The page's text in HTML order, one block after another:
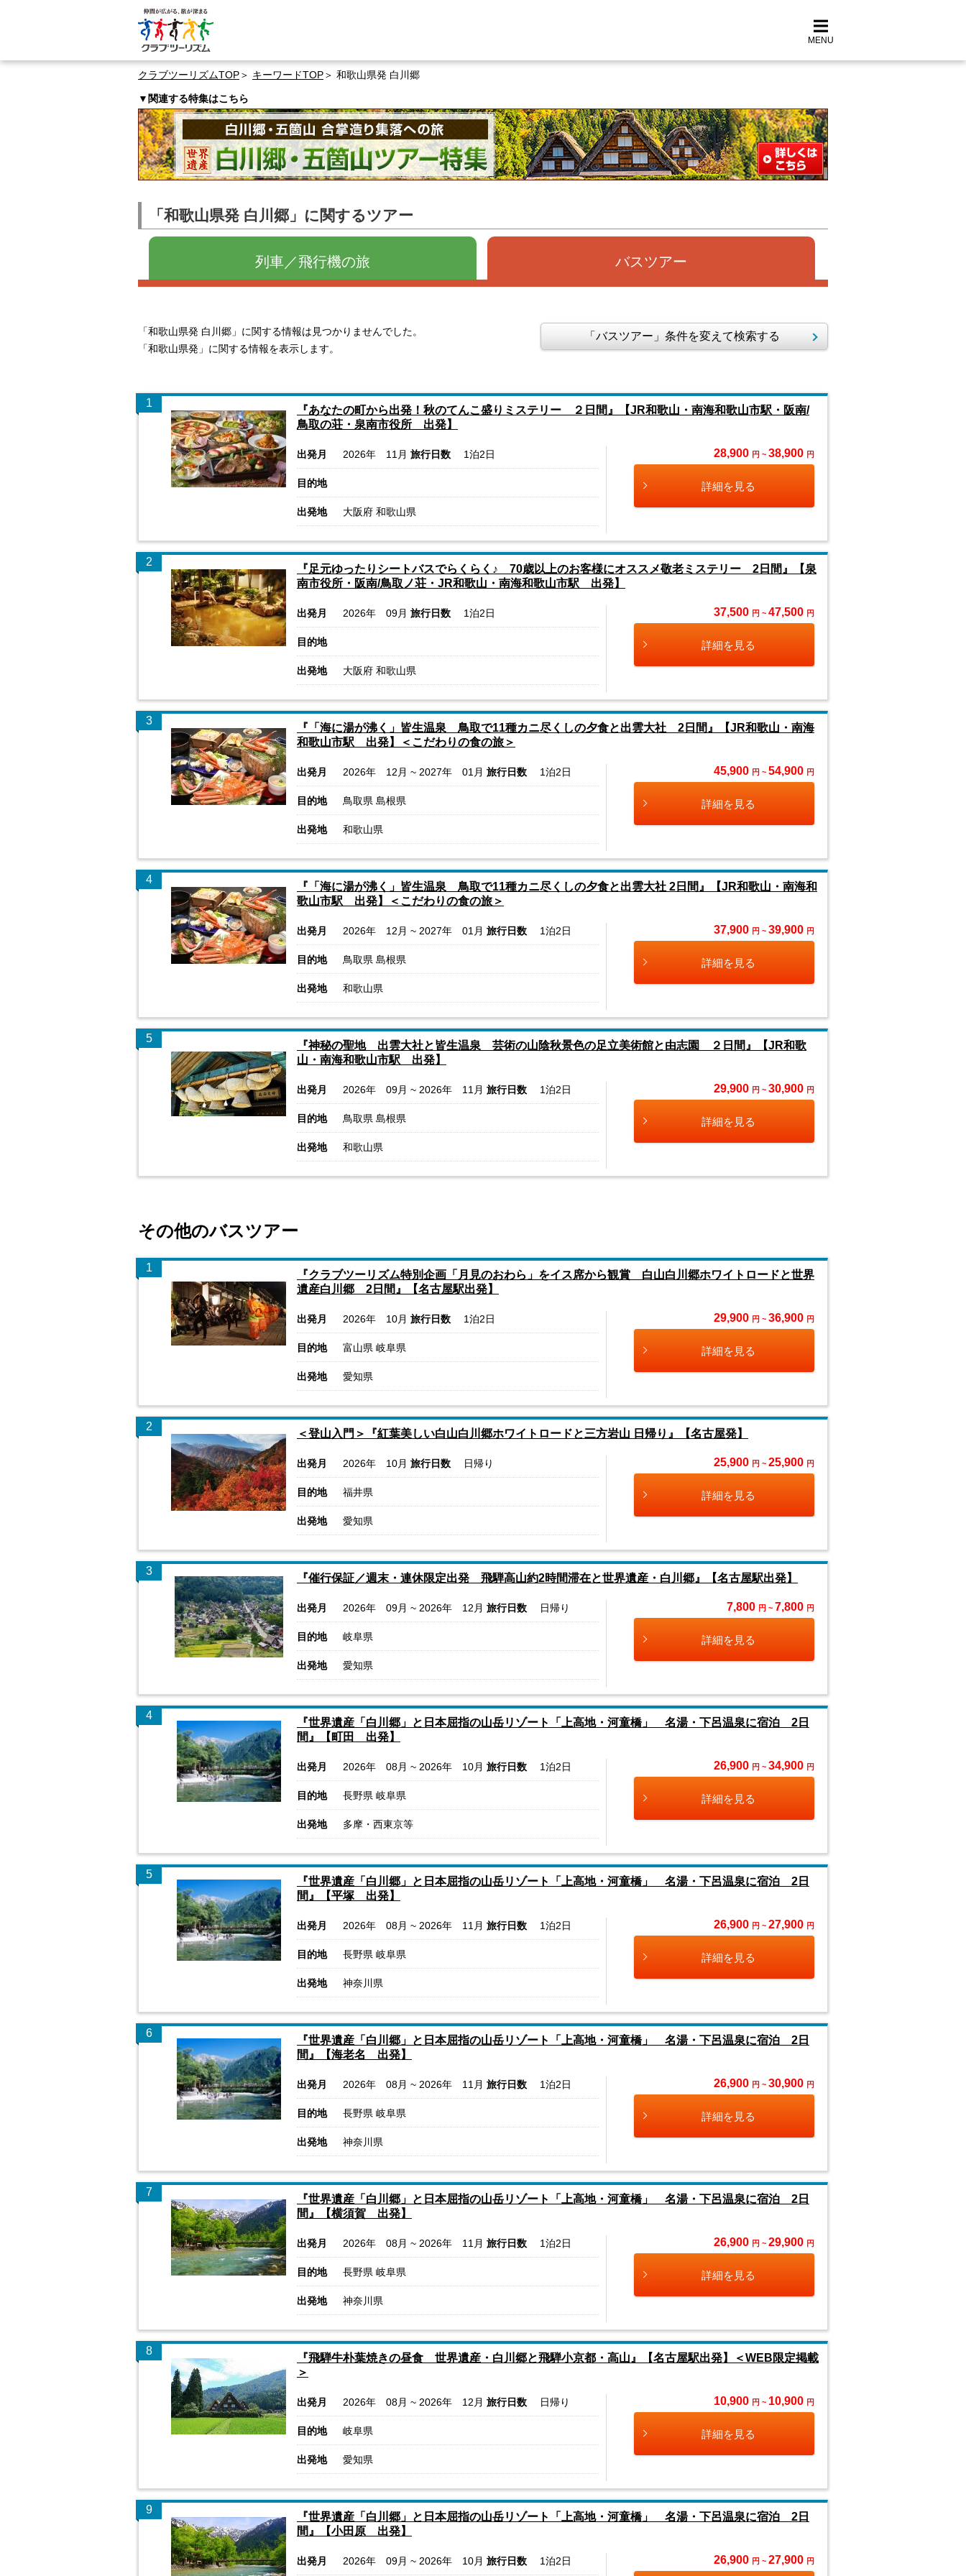
MENU
クラブツーリズムTOP キーワードTOP 和歌山県発 白川郷
▼関連する特集はこちら
「和歌山県発 白川郷」に関するツアー
列車／飛行機の旅 バスツアー
「和歌山県発 白川郷」に関する情報は見つかりませんでした。
「和歌山県発」に関する情報を表示します。
「バスツアー」条件を変えて検索する
1
『あなたの町から出発！秋のてんこ盛りミステリー ２日間』【JR和歌山・南海和歌山市駅・阪南/
鳥取の荘・泉南市役所 出発】
出発月 2026年 11月 旅行日数 1泊2日
目的地
出発地 大阪府 和歌山県
28,900 円 ~ 38,900 円
詳細を見る
2
『足元ゆったりシートバスでらくらく♪ 70歳以上のお客様にオススメ敬老ミステリー 2日間』【泉
南市役所・阪南/鳥取ノ荘・JR和歌山・南海和歌山市駅 出発】
出発月 2026年 09月 旅行日数 1泊2日
目的地
出発地 大阪府 和歌山県
37,500 円 ~ 47,500 円
詳細を見る
3
『「海に湯が沸く」皆生温泉 鳥取で11種カニ尽くしの夕食と出雲大社 2日間』【JR和歌山・南海
和歌山市駅 出発】＜こだわりの食の旅＞
出発月 2026年 12月 ~ 2027年 01月 旅行日数 1泊2日
目的地 鳥取県 島根県
出発地 和歌山県
45,900 円 ~ 54,900 円
詳細を見る
4
『「海に湯が沸く」皆生温泉 鳥取で11種カニ尽くしの夕食と出雲大社 2日間』【JR和歌山・南海和
歌山市駅 出発】＜こだわりの食の旅＞
出発月 2026年 12月 ~ 2027年 01月 旅行日数 1泊2日
目的地 鳥取県 島根県
出発地 和歌山県
37,900 円 ~ 39,900 円
詳細を見る
5
『神秘の聖地 出雲大社と皆生温泉 芸術の山陰秋景色の足立美術館と由志園 ２日間』【JR和歌
山・南海和歌山市駅 出発】
出発月 2026年 09月 ~ 2026年 11月 旅行日数 1泊2日
目的地 鳥取県 島根県
出発地 和歌山県
29,900 円 ~ 30,900 円
詳細を見る
その他のバスツアー
1
『クラブツーリズム特別企画「月見のおわら」をイス席から観賞 白山白川郷ホワイトロードと世界
遺産白川郷 2日間』【名古屋駅出発】
出発月 2026年 10月 旅行日数 1泊2日
目的地 富山県 岐阜県
出発地 愛知県
29,900 円 ~ 36,900 円
詳細を見る
2
＜登山入門＞『紅葉美しい白山白川郷ホワイトロードと三方岩山 日帰り』【名古屋発】
出発月 2026年 10月 旅行日数 日帰り
目的地 福井県
出発地 愛知県
25,900 円 ~ 25,900 円
詳細を見る
3
『催行保証／週末・連休限定出発 飛騨高山約2時間滞在と世界遺産・白川郷』【名古屋駅出発】
出発月 2026年 09月 ~ 2026年 12月 旅行日数 日帰り
目的地 岐阜県
出発地 愛知県
7,800 円 ~ 7,800 円
詳細を見る
4
『世界遺産「白川郷」と日本屈指の山岳リゾート「上高地・河童橋」 名湯・下呂温泉に宿泊 2日
間』【町田 出発】
出発月 2026年 08月 ~ 2026年 10月 旅行日数 1泊2日
目的地 長野県 岐阜県
出発地 多摩・西東京等
26,900 円 ~ 34,900 円
詳細を見る
5
『世界遺産「白川郷」と日本屈指の山岳リゾート「上高地・河童橋」 名湯・下呂温泉に宿泊 2日
間』【平塚 出発】
出発月 2026年 08月 ~ 2026年 11月 旅行日数 1泊2日
目的地 長野県 岐阜県
出発地 神奈川県
26,900 円 ~ 27,900 円
詳細を見る
6
『世界遺産「白川郷」と日本屈指の山岳リゾート「上高地・河童橋」 名湯・下呂温泉に宿泊 2日
間』【海老名 出発】
出発月 2026年 08月 ~ 2026年 11月 旅行日数 1泊2日
目的地 長野県 岐阜県
出発地 神奈川県
26,900 円 ~ 30,900 円
詳細を見る
7
『世界遺産「白川郷」と日本屈指の山岳リゾート「上高地・河童橋」 名湯・下呂温泉に宿泊 2日
間』【横須賀 出発】
出発月 2026年 08月 ~ 2026年 11月 旅行日数 1泊2日
目的地 長野県 岐阜県
出発地 神奈川県
26,900 円 ~ 29,900 円
詳細を見る
8
『飛騨牛朴葉焼きの昼食 世界遺産・白川郷と飛騨小京都・高山』【名古屋駅出発】＜WEB限定掲載
＞
出発月 2026年 08月 ~ 2026年 12月 旅行日数 日帰り
目的地 岐阜県
出発地 愛知県
10,900 円 ~ 10,900 円
詳細を見る
9
『世界遺産「白川郷」と日本屈指の山岳リゾート「上高地・河童橋」 名湯・下呂温泉に宿泊 2日
間』【小田原 出発】
出発月 2026年 09月 ~ 2026年 10月 旅行日数 1泊2日 26,900 円 ~ 27,900 円